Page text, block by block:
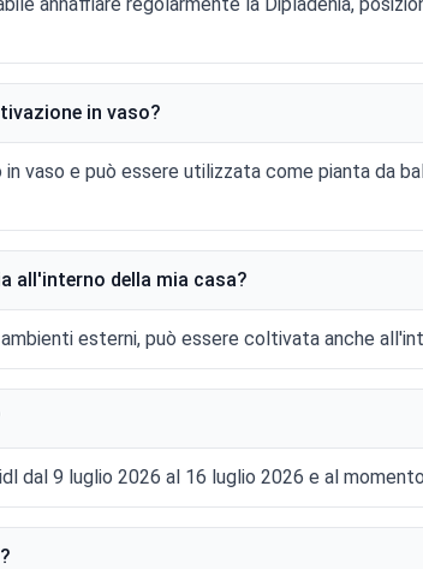
in vaso?
in vaso e può essere utilizzata come pianta da
all'interno della mia casa?
esterni, può essere coltivata anche
dal 9 luglio 2026 al 16 luglio 2026 e al